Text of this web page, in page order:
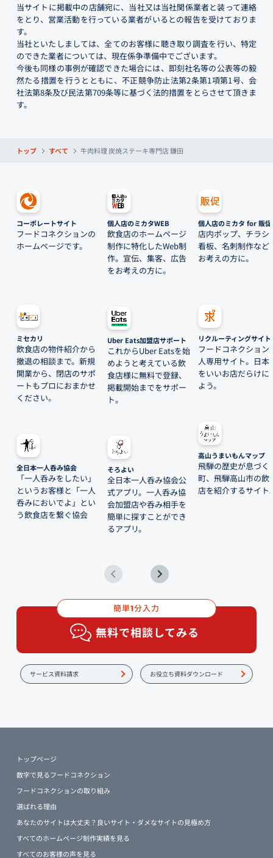
当サイトに掲載中の店舗宛に、当社又は当社関係業者と装って連絡
をとり、営業活動を行っている業者がいるとの報告を受けておりま
す。
当社といたしましては、全てのお客様に聴き取り調査を行い、特定
のできた業者については、現在係争準備中でございます。
今後も同様の事例が確認できた場合には、即刻社名等の公表等の毅
然たる措置を行うとともに、不正競争防止法第2条第1項第1号、会
社法第8条及び民法第709条等に基づく法的措置をとらさせて頂きま
す。
トップ すべて 牛肉料理 炭焼ステーキ専門店 鎌田
コーポレートサイト
フードコネクションの
ホームページです。
ミセカリ
飲食店の物件紹介から
撤退の相談まで。新規
開業から、閉店のサポ
ートもプロにおまかせ
ください。
全日本一人呑み協会
「一人呑みをしたい」
というお客様と「一人
呑みにおいでよ」とい
う飲食店を繋ぐ協会
個人店のミカタWEB
飲食店のホームページ
制作に特化したWeb制
作。宣伝、集客、広告
をお考えの方に。
Uber Eats加盟店サポート
これからUber Eatsを始
めようと考えている飲
食店様に無料で登録、
掲載開始までをサポー
ト。
そろよい
全日本一人呑み協会公
式アプリ。一人呑み協
会加盟店や呑み相手を
簡単に探すことができ
るアプリ。
個人店のミカタ for 販促
店内ポップ、チラシ
看板、名刺制作など
お考えの方に。
リクルーティングサイト
フードコネクション
人専用サイト。日本
をいいお店だらけに
よう。
高山うまいもんマップ
飛騨の歴史が息づく
町、飛騨高山市の飲
店を紹介するサイト
簡単1分入力
無料で相談してみる
サービス資料請求 お役立ち資料ダウンロード
トップページ
数字で見るフードコネクション
フードコネクションの取り組み
選ばれる理由
あなたのサイトは大丈夫？良いサイト・ダメなサイトの見極め方
すべてのホームページ制作実績を見る
すべてのお客様の声を見る